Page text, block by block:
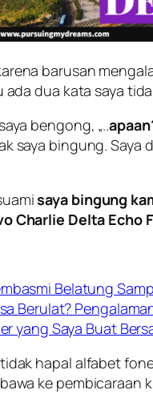
barusan
ada dua kata saya
bengong, „..
saya bingung. Saya
saya bingung
Charlie Delta Echo
Belatung
Berulat?
yang Saya Buat
hapal alfabet
ke pembicaraan